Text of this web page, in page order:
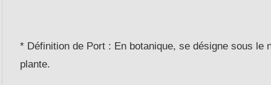
* Définition de Port : En botanique, se désigne sous le
plante.
livraisons à la même